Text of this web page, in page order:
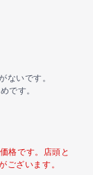
ないです。
です。
格です。店頭と
ございます。